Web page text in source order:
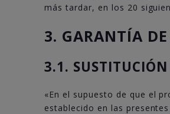
más tardar, en los 20
3. GARANTÍA
3.1. SUSTITUCIÓN
«En el supuesto de que el
establecido en las